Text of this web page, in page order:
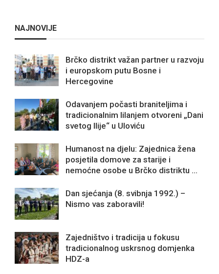
NAJNOVIJE
Brčko distrikt važan partner u razvoju
i europskom putu Bosne i
Hercegovine
Odavanjem počasti braniteljima i
tradicionalnim lilanjem otvoreni „Dani
svetog Ilije“ u Uloviću
Humanost na djelu: Zajednica žena
posjetila domove za starije i
nemoćne osobe u Brčko distriktu ...
Dan sjećanja (8. svibnja 1992.) –
Nismo vas zaboravili!
Zajedništvo i tradicija u fokusu
tradicionalnog uskrsnog domjenka
HDZ-a